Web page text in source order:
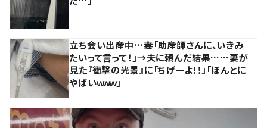
立ち会い出産中…妻「助産師さんに、いきみ
たいって言って！」→夫に頼んだ結果……妻が
見た『衝撃の光景』に「ちげーよ！！」「ほんとに
やばいｗｗｗ」